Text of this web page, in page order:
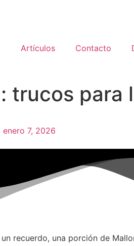
Artículos Contacto
trucos para
enero 7, 2026
recuerdo, una porción de